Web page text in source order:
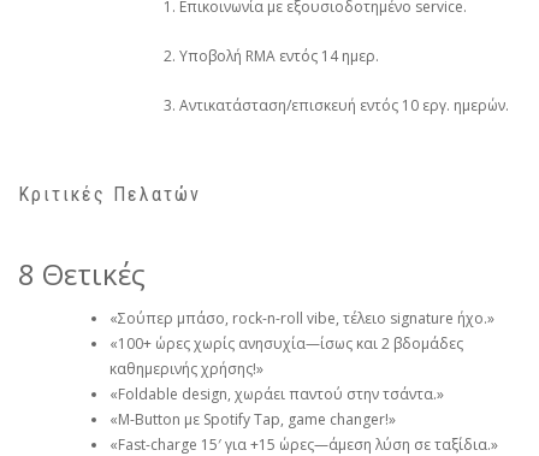
Επικοινωνία με εξουσιοδοτημένο service.
Υποβολή RMA εντός 14 ημερ.
Αντικατάσταση/επισκευή εντός 10 εργ. ημερών.
Κριτικές Πελατών
8 Θετικές
«Σούπερ μπάσο, rock-n-roll vibe, τέλειο signature ήχο.»
«100+ ώρες χωρίς ανησυχία—ίσως και 2 βδομάδες
καθημερινής χρήσης!»
«Foldable design, χωράει παντού στην τσάντα.»
«M-Button με Spotify Tap, game changer!»
«Fast-charge 15′ για +15 ώρες—άμεση λύση σε ταξίδια.»